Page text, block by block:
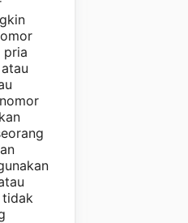
pria
tidak